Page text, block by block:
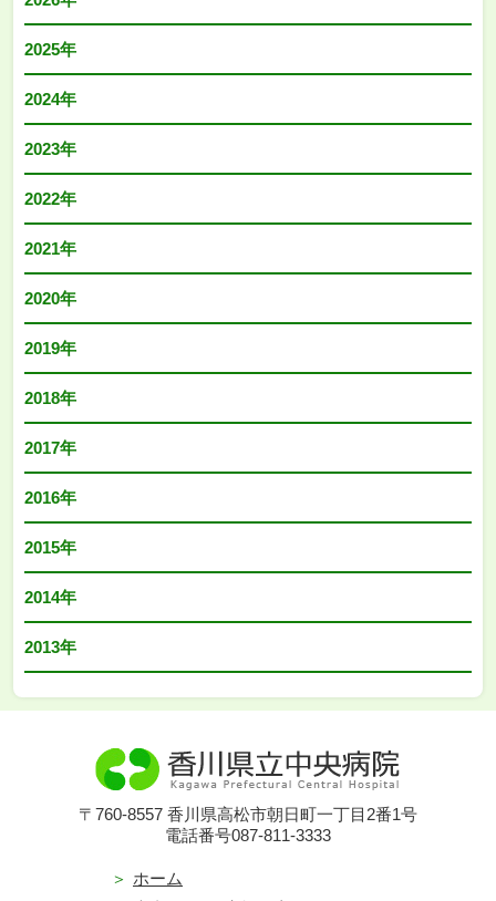
2025年
2024年
2023年
2022年
2021年
2020年
2019年
2018年
2017年
2016年
2015年
2014年
2013年
〒760-8557 香川県高松市朝日町一丁目2番1号
電話番号087-811-3333
ホーム